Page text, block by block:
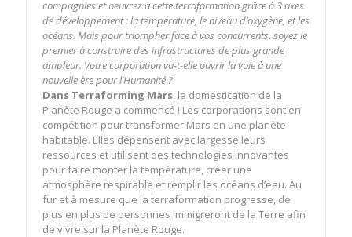
compagnies et oeuvrez à cette terraformation grâce à 3 axes
de développement : la température, le niveau d’oxygène, et les
océans. Mais pour triompher face à vos concurrents, soyez le
premier à construire des infrastructures de plus grande
ampleur. Votre corporation va-t-elle ouvrir la voie à une
nouvelle ère pour l’Humanité ?
Dans Terraforming Mars, la domestication de la
Planète Rouge a commencé ! Les corporations sont en
compétition pour transformer Mars en une planète
habitable. Elles dépensent avec largesse leurs
ressources et utilisent des technologies innovantes
pour faire monter la température, créer une
atmosphère respirable et remplir les océans d’eau. Au
fur et à mesure que la terraformation progresse, de
plus en plus de personnes immigreront de la Terre afin
de vivre sur la Planète Rouge.